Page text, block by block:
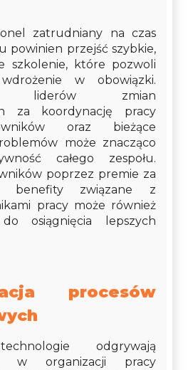
zatrudniany na czas
powinien przejść szybkie,
szkolenie, które pozwoli
w obowiązki.
liderów zmian
za koordynację pracy
oraz bieżące
może znacząco
całego zespołu.
poprzez premie za
benefity związane z
pracy może również
osiągnięcia lepszych
procesów
odgrywają
w organizacji pracy